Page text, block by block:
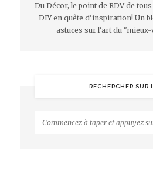
Du Décor, le point de RDV de
DIY en quête d'inspiration! Un
astuces sur l'art du
RECHERCHER SUR